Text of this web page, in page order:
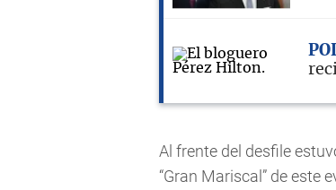
Al frente del desfile
“Gran Mariscal” de este